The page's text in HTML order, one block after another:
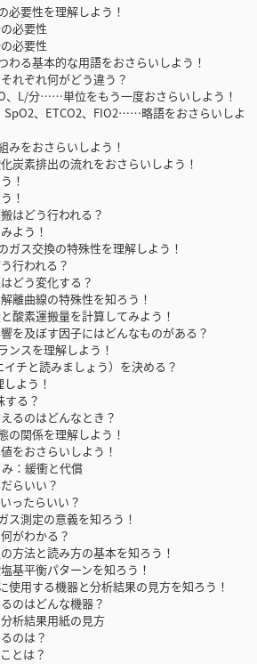
要性を理解しよう！
必要性
必要性
る基本的な用語をおさらいしよう！
れぞれ何がどう違う？
L/分……単位をもう一度おさらいしよう！
、ETCO2、FIO2……略語をおさらいしよ
をおさらいしよう！
炭素排出の流れをおさらいしよう！
！
！
はどう行われる？
よう！
ス交換の特殊性を理解しよう！
行われる？
どう変化する？
離曲線の特殊性を知ろう！
酸素運搬量を計算してみよう！
を及ぼす因子にはどんなものがある？
スを理解しよう！
チと読みましょう）を決める？
よう！
る？
るのはどんなとき？
関係を理解しよう！
をおさらいしよう！
：緩衝と代償
らいい？
ったらいい？
測定の意義を知ろう！
がわかる？
方法と読み方の基本を知ろう！
平衡パターンを知ろう！
用する機器と分析結果の見方を知ろう！
のはどんな機器？
析結果用紙の見方
のは？
とは？